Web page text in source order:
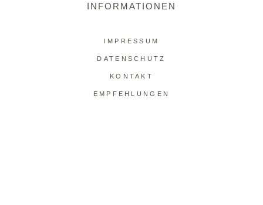
INFORMATIONEN
IMPRESSUM
DATEN­SCHUTZ
KONTAKT
EMPFEHLUNGEN